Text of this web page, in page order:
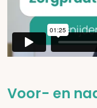
Voor- en